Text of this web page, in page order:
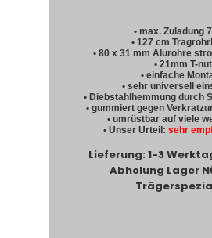
• max. Zuladung
• 127 cm
• 80 x 31 mm Alurohre
• 21mm T-nut
• einfache
• sehr universell
• Diebstahlhemmung durch
• gummiert gegen
• umrüstbar auf viele
• Unser Urteil: sehr
Lieferung: 1-3
Abholung Lager